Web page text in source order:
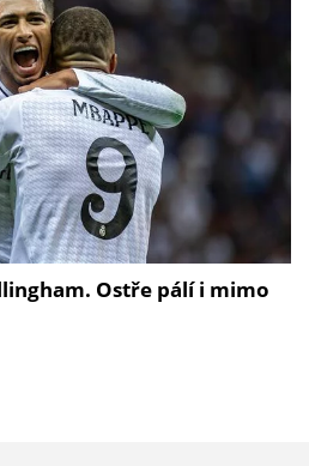
Ostře pálí i mimo